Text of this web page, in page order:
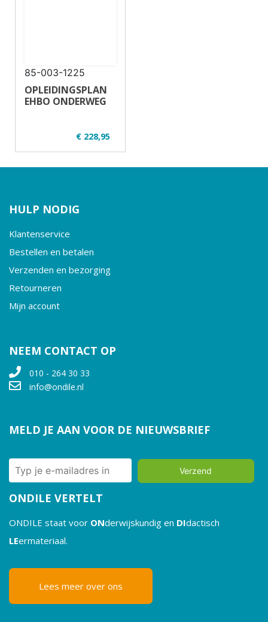
85-003-1225
OPLEIDINGSPLAN
EHBO ONDERWEG
€ 228,95
✔ U21-1
✔ Theorie en
✔ Vrachtauto
HULP NODIG
Klantenservice
Bestellen en betalen
Verzenden en bezorging
Retourneren
Mijn account
NEEM CONTACT OP
010 - 264 30 33
info@ondile.nl
MELD JE AAN VOOR DE NIEUWSBRIEF
Verzend
ONDILE VERTELT
ONDILE staat voor ONderwijskundig en DIdactisch
LEermateriaal.
Lees meer over ons